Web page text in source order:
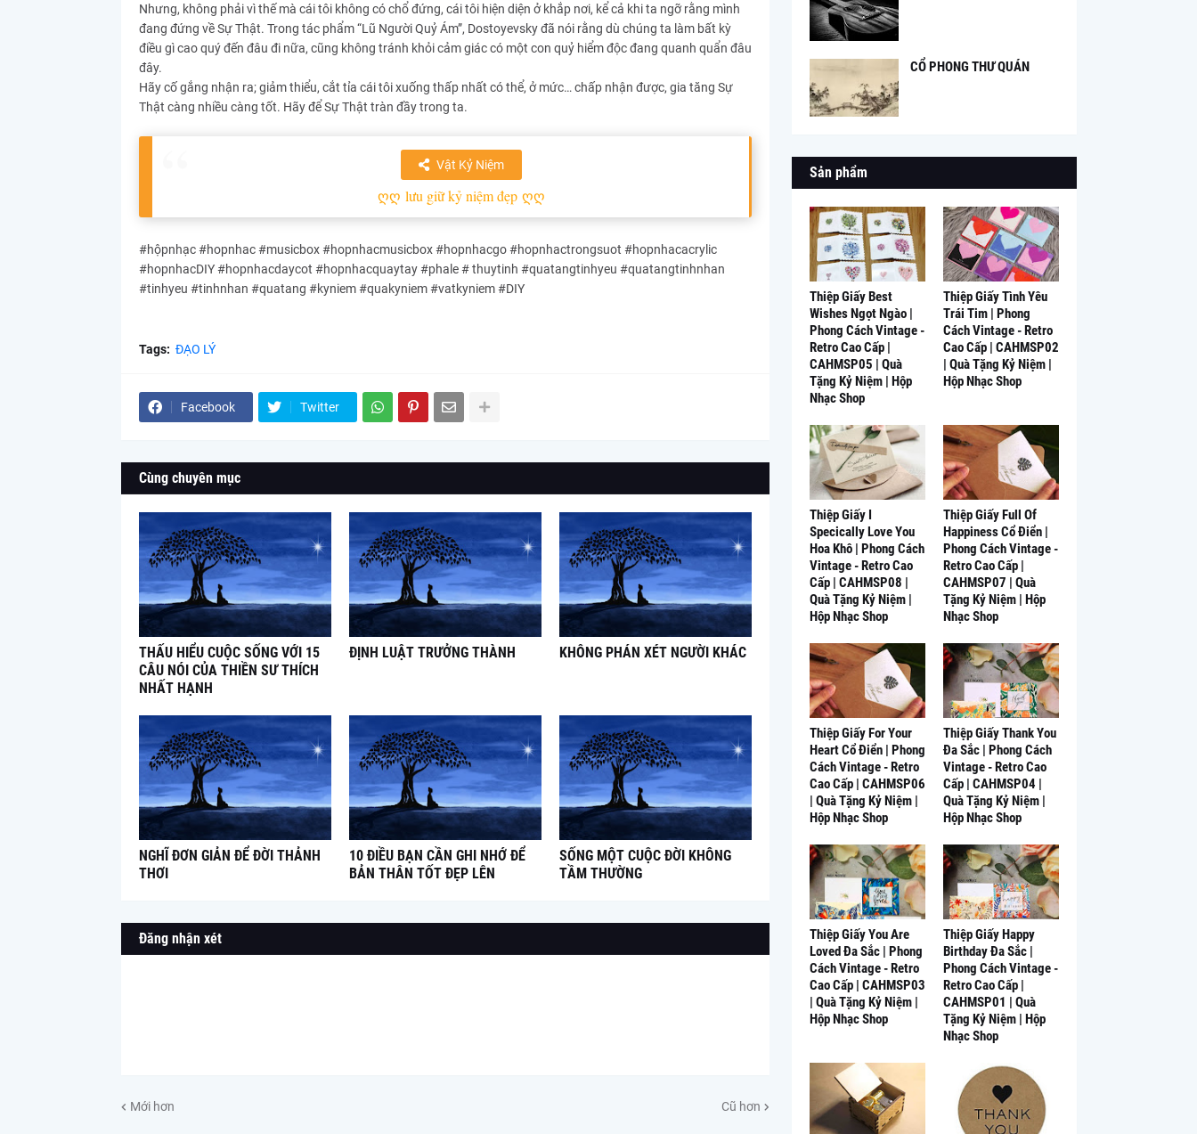
Nhưng, không phải vì thế mà cái tôi không có chổ đứng, cái tôi hiện diện ở khắp nơi, kể cả khi ta ngỡ rằng mình
đang đứng về Sự Thật. Trong tác phẩm “Lũ Người Quỷ Ám”, Dostoyevsky đã nói rằng dù chúng ta làm bất kỳ
điều gì cao quý đến đâu đi nữa, cũng không tránh khỏi cảm giác có một con quỷ hiểm độc đang quanh quẩn đâu
đây.
Hãy cố gắng nhận ra; giảm thiểu, cắt tỉa cái tôi xuống thấp nhất có thể, ở mức… chấp nhận được, gia tăng Sự
Thật càng nhiều càng tốt. Hãy để Sự Thật tràn đầy trong ta.
Vật Kỷ Niệm
ღღ lưu giữ kỷ niệm đẹp ღღ
#hộpnhạc #hopnhac #musicbox #hopnhacmusicbox #hopnhacgo #hopnhactrongsuot #hopnhacacrylic
#hopnhacDIY #hopnhacdaycot #hopnhacquaytay #phale # thuytinh #quatangtinhyeu #quatangtinhnhan
#tinhyeu #tinhnhan #quatang #kyniem #quakyniem #vatkyniem #DIY
Tags: ĐẠO LÝ
Facebook Twitter
Cùng chuyên mục
THẤU HIỂU CUỘC SỐNG VỚI 15
CÂU NÓI CỦA THIỀN SƯ THÍCH
NHẤT HẠNH
ĐỊNH LUẬT TRƯỞNG THÀNH KHÔNG PHÁN XÉT NGƯỜI KHÁC
NGHĨ ĐƠN GIẢN ĐỂ ĐỜI THẢNH
THƠI
10 ĐIỀU BẠN CẦN GHI NHỚ ĐỂ
BẢN THÂN TỐT ĐẸP LÊN
SỐNG MỘT CUỘC ĐỜI KHÔNG
TẦM THƯỜNG
Đăng nhận xét
Mới hơn Cũ hơn
CỔ PHONG THƯ QUÁN
Sản phẩm
Thiệp Giấy Best
Wishes Ngọt Ngào |
Phong Cách Vintage -
Retro Cao Cấp |
CAHMSP05 | Quà
Tặng Kỷ Niệm | Hộp
Nhạc Shop
Thiệp Giấy Tình Yêu
Trái Tim | Phong
Cách Vintage - Retro
Cao Cấp | CAHMSP02
| Quà Tặng Kỷ Niệm |
Hộp Nhạc Shop
Thiệp Giấy I
Specically Love You
Hoa Khô | Phong Cách
Vintage - Retro Cao
Cấp | CAHMSP08 |
Quà Tặng Kỷ Niệm |
Hộp Nhạc Shop
Thiệp Giấy Full Of
Happiness Cổ Điển |
Phong Cách Vintage -
Retro Cao Cấp |
CAHMSP07 | Quà
Tặng Kỷ Niệm | Hộp
Nhạc Shop
Thiệp Giấy For Your
Heart Cổ Điển | Phong
Cách Vintage - Retro
Cao Cấp | CAHMSP06
| Quà Tặng Kỷ Niệm |
Hộp Nhạc Shop
Thiệp Giấy Thank You
Đa Sắc | Phong Cách
Vintage - Retro Cao
Cấp | CAHMSP04 |
Quà Tặng Kỷ Niệm |
Hộp Nhạc Shop
Thiệp Giấy You Are
Loved Đa Sắc | Phong
Cách Vintage - Retro
Cao Cấp | CAHMSP03
| Quà Tặng Kỷ Niệm |
Hộp Nhạc Shop
Thiệp Giấy Happy
Birthday Đa Sắc |
Phong Cách Vintage -
Retro Cao Cấp |
CAHMSP01 | Quà
Tặng Kỷ Niệm | Hộp
Nhạc Shop